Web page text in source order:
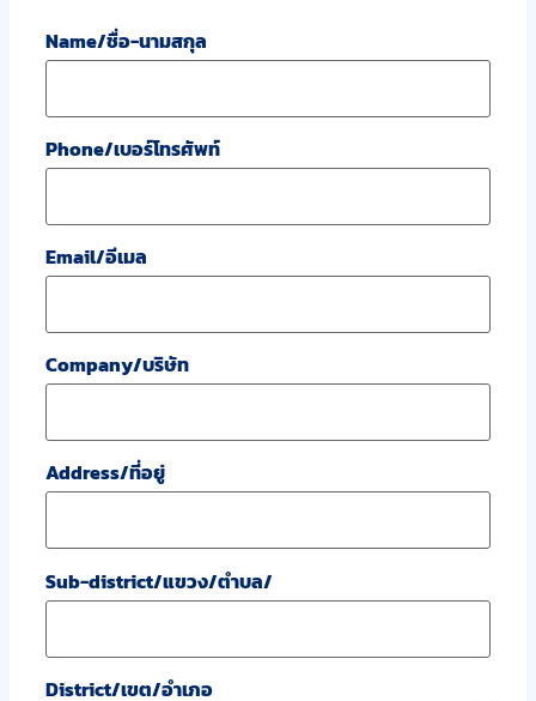
Name/ชื่อ-นามสกุล
Phone/เบอร์โทรศัพท์
Email/อีเมล
Company/บริษัท
Address/ที่อยู่
Sub-district/แขวง/ตำบล/
District/เขต/อำเภอ